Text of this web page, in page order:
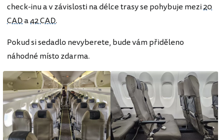
check-inu a v závislosti na délce trasy se pohybuje mezi20
CADa42 CAD.
Pokud si sedadlo nevyberete, bude vám přiděleno
náhodné místo zdarma.